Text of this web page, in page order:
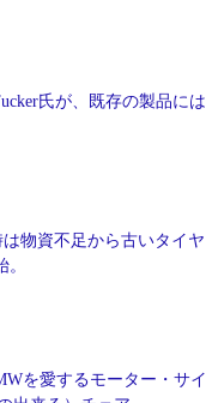
氏が、既存の製品には
物資不足から古いタイヤ
を愛するモーター・サイ